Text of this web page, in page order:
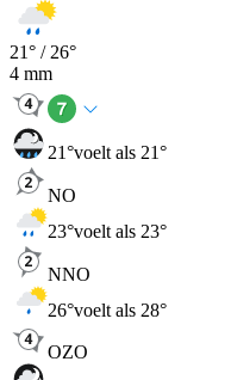
21° / 26°
4 mm
21°voelt als 21°
NO
23°voelt als 23°
NNO
26°voelt als 28°
OZO